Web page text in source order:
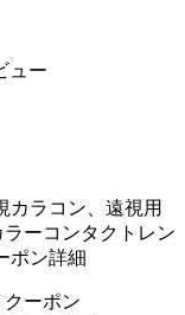
ュー
カラコン、遠視用
ーコンタクトレン
ポン詳細
ーポン